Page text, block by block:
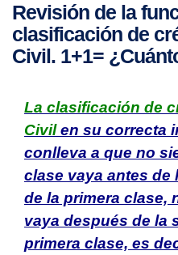
Revisión de la
clasificación de
Civil. 1+1=
La clasificación de
Civilen su correcta
conlleva a que no
clase vaya antes de
de la primera clase,
vaya después de la
primera clase, es